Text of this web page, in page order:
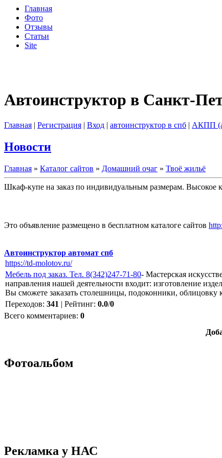
Главная
Фото
Отзывы
Статьи
Site
Автоинструктор в Санкт-
Главная | Регистрация | Вход | автоинструктор в спб | АКПП
Новости
Главная » Каталог сайтов » Домашний очаг » Твоё жильё
Шкаф-купе на заказ по индивидуальным размерам. Высокое
Это объявление размещено в бесплатном каталоге сайтов
Автоинструктор автомат спб
https://td-molotov.ru/
Мебель под заказ. Тел. 8(342)247-71-80- Мастерская
направления нашей деятельности входит: изготовление
Вы сможете заказать столешницы, подоконники, облицовку
Переходов: 341 | Рейтинг: 0.0/0
Всего комментариев: 0
Фотоальбом
Рекламка у НАС